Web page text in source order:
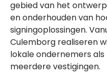
gebied van het
en onderhouden van
signingoplossingen.
Culemborg realiseren
lokale ondernemers
meerdere vestigingen.